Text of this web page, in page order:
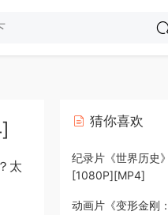
太
猜你喜欢
纪录片《世界历史
[1080P][MP4]
动画片《变形金刚